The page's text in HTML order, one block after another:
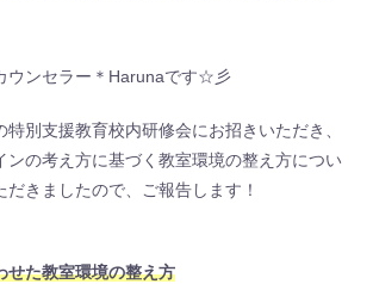
ウンセラー＊Harunaです☆彡
別支援教育校内研修会にお招きいただき、
ンの考え方に基づく教室環境の整え方につい
だきましたので、ご報告します！
せた教室環境の整え方